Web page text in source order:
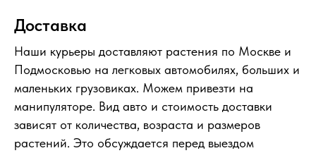
Доставка
Наши курьеры доставляют растения по Москве и
Подмосковью на легковых автомобилях, больших и
маленьких грузовиках. Можем привезти на
манипуляторе. Вид авто и стоимость доставки
зависят от количества, возраста и размеров
растений. Это обсуждается перед выездом